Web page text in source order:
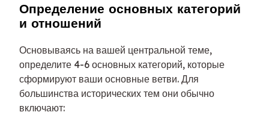
Определение основных категорий
и отношений
Основываясь на вашей центральной теме,
определите 4-6 основных категорий, которые
сформируют ваши основные ветви. Для
большинства исторических тем они обычно
включают: